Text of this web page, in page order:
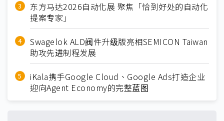
东方马达2026自动化展 聚焦「恰到好处的自动化
提案专家」
Swagelok ALD阀件升级版亮相SEMICON Taiwan
助攻先进制程发展
iKala携手Google Cloud、Google Ads打造企业
迎向Agent Economy的完整蓝图